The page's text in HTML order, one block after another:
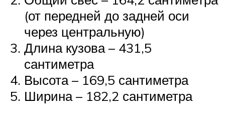
(от передней до задней оси
через центральную)
Длина кузова – 431,5
сантиметра
Высота – 169,5 сантиметра
Ширина – 182,2 сантиметра